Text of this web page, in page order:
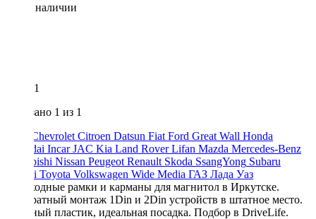
Нет в наличии
1
Показано 1 из 1
Chevrolet Citroen Datsun Fiat Ford Great Wall Honda
Hyundai Incar JAC Kia Land Rover Lifan Mazda Mercedes-Benz
Mitsubishi Nissan Peugeot Renault Skoda SsangYong Subaru
Suzuki Toyota Volkswagen Wide Media ГАЗ Лада Уаз
Переходные рамки и карманы для магнитол в Иркутске.
Аккуратный монтаж 1Din и 2Din устройств в штатное место.
Прочный пластик, идеальная посадка. Подбор в DriveLife.